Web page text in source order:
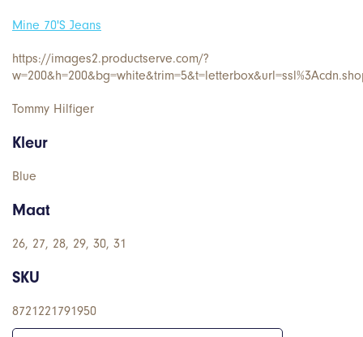
Mine 70'S Jeans
https://images2.productserve.com/?
Tommy Hilfiger
Kleur
Blue
Maat
26, 27, 28, 29, 30, 31
SKU
8721221791950